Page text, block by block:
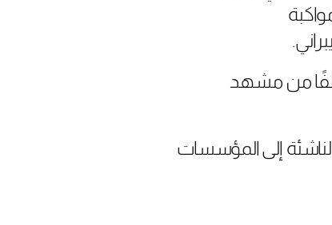
كل منهم جانبًا مختلفًا من مشهد
إلى المؤسسات